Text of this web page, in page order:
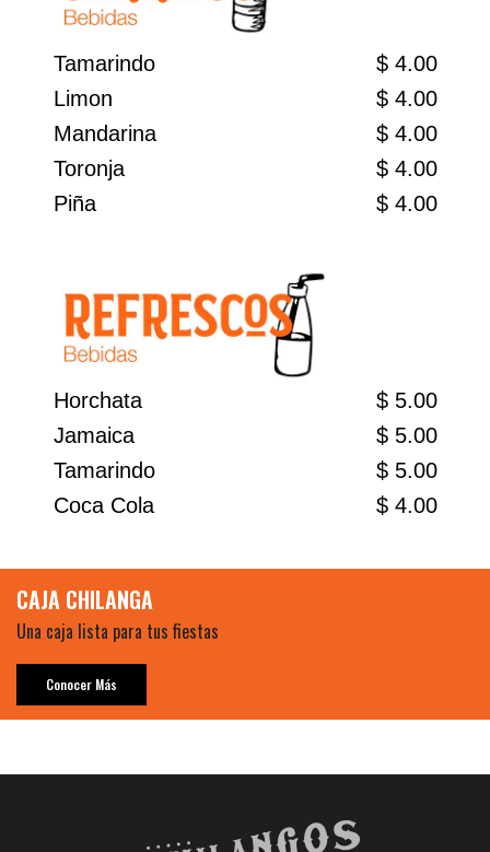
Tamarindo
$ 4.00
Limon
$ 4.00
Mandarina
$ 4.00
Toronja
$ 4.00
Piña
$ 4.00
Horchata
$ 5.00
Jamaica
$ 5.00
Tamarindo
$ 5.00
Coca Cola
$ 4.00
CAJA CHILANGA
Una caja lista para tus fiestas
Conocer Más